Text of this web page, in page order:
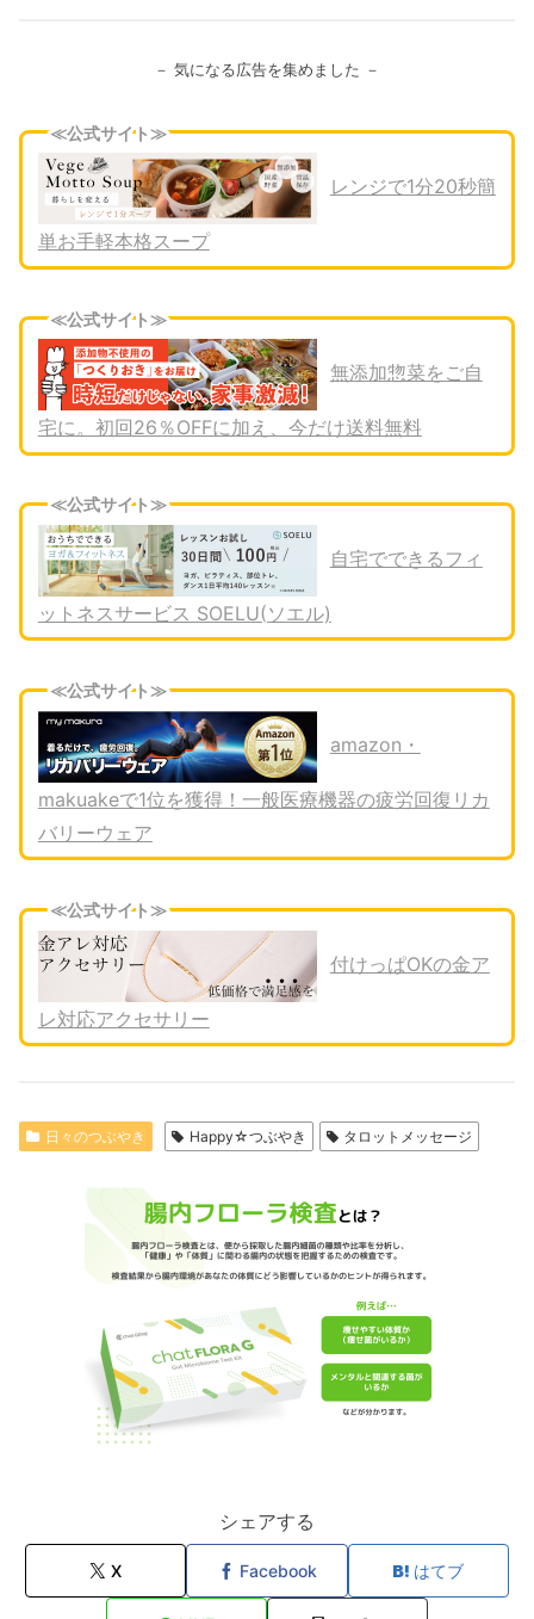
－ 気になる広告を集めました －
≪公式サイト≫
レンジで1分20秒簡
単お手軽本格スープ
≪公式サイト≫
無添加惣菜をご自
宅に。初回26％OFFに加え、今だけ送料無料
≪公式サイト≫
自宅でできるフィ
ットネスサービス SOELU(ソエル)
≪公式サイト≫
amazon・
makuakeで1位を獲得！一般医療機器の疲労回復リカ
バリーウェア
≪公式サイト≫
付けっぱOKの金ア
レ対応アクセサリー
日々のつぶやき Happy☆つぶやき タロットメッセージ
シェアする
X Facebook はてブ